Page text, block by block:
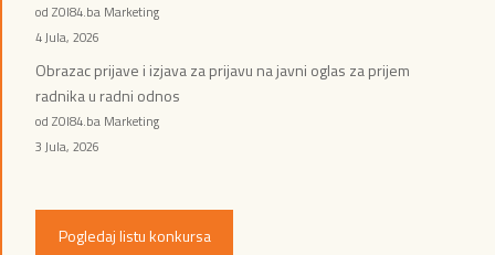
od ZOI84.ba Marketing
4 Jula, 2026
Obrazac prijave i izjava za prijavu na javni oglas za prijem
radnika u radni odnos
od ZOI84.ba Marketing
3 Jula, 2026
Pogledaj listu konkursa